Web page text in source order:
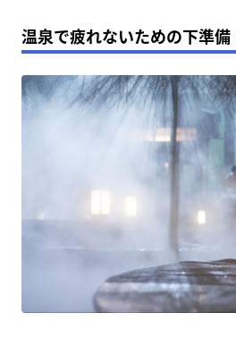
温泉で疲れないための下準備